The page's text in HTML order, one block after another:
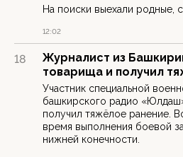
На поиски выехали родные,
12:02
18
Журналист из
товарища и получил
Участник специальной
башкирского радио
получил тяжёлое ранение.
время выполнения боевой
нижней конечности.